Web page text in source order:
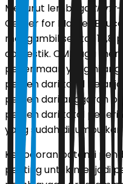
Menurut lembaga think-
Center for Market
mengambil sekitar 10,8
domestik. CME juga
penerimaan yang
persen dari total
persen dari anggaran
persen dari total
yang sudah
Kebocoran potensi
penting untuk menjadi